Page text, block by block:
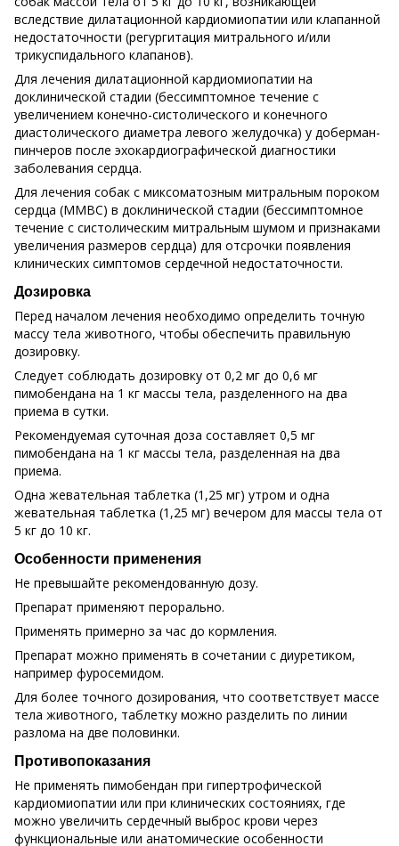
вследствие дилатационной кардиомиопатии или клапанной
недостаточности (регургитация митрального и/или
трикуспидального клапанов).
Для лечения дилатационной кардиомиопатии на
доклинической стадии (бессимптомное течение с
увеличением конечно-систолического и конечного
диастолического диаметра левого желудочка) у доберман-
пинчеров после эхокардиографической диагностики
заболевания сердца.
Для лечения собак с миксоматозным митральным пороком
сердца (ММВС) в доклинической стадии (бессимптомное
течение с систолическим митральным шумом и признаками
увеличения размеров сердца) для отсрочки появления
клинических симптомов сердечной недостаточности.
Дозировка
Перед началом лечения необходимо определить точную
массу тела животного, чтобы обеспечить правильную
дозировку.
Следует соблюдать дозировку от 0,2 мг до 0,6 мг
пимобендана на 1 кг массы тела, разделенного на два
приема в сутки.
Рекомендуемая суточная доза составляет 0,5 мг
пимобендана на 1 кг массы тела, разделенная на два
приема.
Одна жевательная таблетка (1,25 мг) утром и одна
жевательная таблетка (1,25 мг) вечером для массы тела от
5 кг до 10 кг.
Особенности применения
Не превышайте рекомендованную дозу.
Препарат применяют перорально.
Применять примерно за час до кормления.
Препарат можно применять в сочетании с диуретиком,
например фуросемидом.
Для более точного дозирования, что соответствует массе
тела животного, таблетку можно разделить по линии
разлома на две половинки.
Противопоказания
Не применять пимобендан при гипертрофической
кардиомиопатии или при клинических состояниях, где
можно увеличить сердечный выброс крови через
функциональные или анатомические особенности